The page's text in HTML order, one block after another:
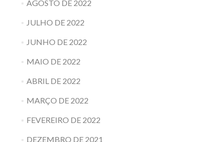
AGOSTO DE 2022
JULHO DE 2022
JUNHO DE 2022
MAIO DE 2022
ABRIL DE 2022
MARÇO DE 2022
FEVEREIRO DE 2022
DEZEMBRO DE 2021